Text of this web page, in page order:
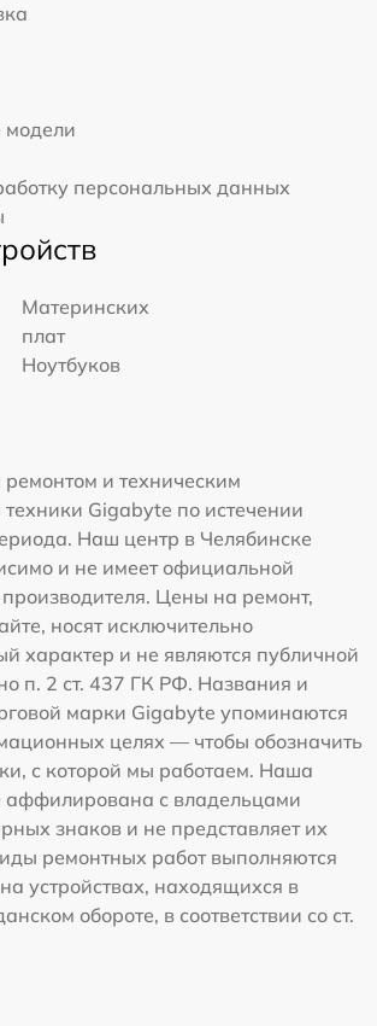
модели
персональных данных
Материнских
плат
Ноутбуков
и техническим
Gigabyte по истечении
Наш центр в Челябинске
и не имеет официальной
Цены на ремонт,
носят исключительно
характер и не являются публичной
п. 2 ст. 437 ГК РФ. Названия и
марки Gigabyte упоминаются
целях — чтобы обозначить
с которой мы работаем. Наша
аффилирована с владельцами
знаков и не представляет их
ремонтных работ выполняются
устройствах, находящихся в
обороте, в соответствии со ст.